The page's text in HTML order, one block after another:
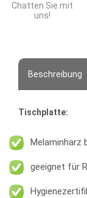
Chatten Sie mit
uns!
Beschreibung
Tischplatte:
Melaminharz
geeignet für